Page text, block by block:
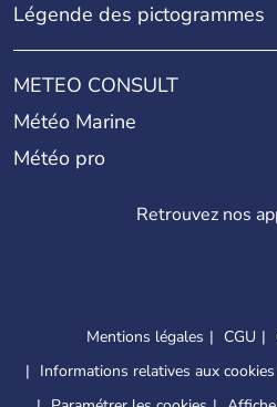
Légende des pictogrammes
METEO CONSULT
Météo Marine
Météo pro
Retrouvez nos
Mentions légales CGU
Informations relatives aux cookies